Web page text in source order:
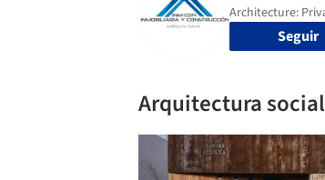
Seguir
Arquitectura social